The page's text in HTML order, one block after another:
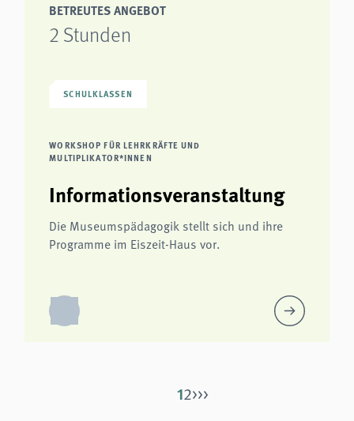
BETREUTES ANGEBOT
2 Stunden
SCHULKLASSEN
WORKSHOP FÜR LEHRKRÄFTE UND
MULTIPLIKATOR*INNEN
Informationsveranstaltung
Die Museumspädagogik stellt sich und ihre
Programme im Eiszeit-Haus vor.
12>>>